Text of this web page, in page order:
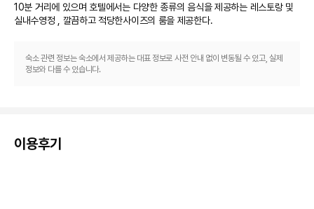
10분 거리에 있으며 호텔에서는 다양한 종류의 음식을 제공하는 레스토랑 및
숙소 관련 정보는 숙소에서 제공하는 대표 정보로 사전 안내 없이 변동될 수 있고, 실제
정보와 다를 수 있습니다.
이용후기